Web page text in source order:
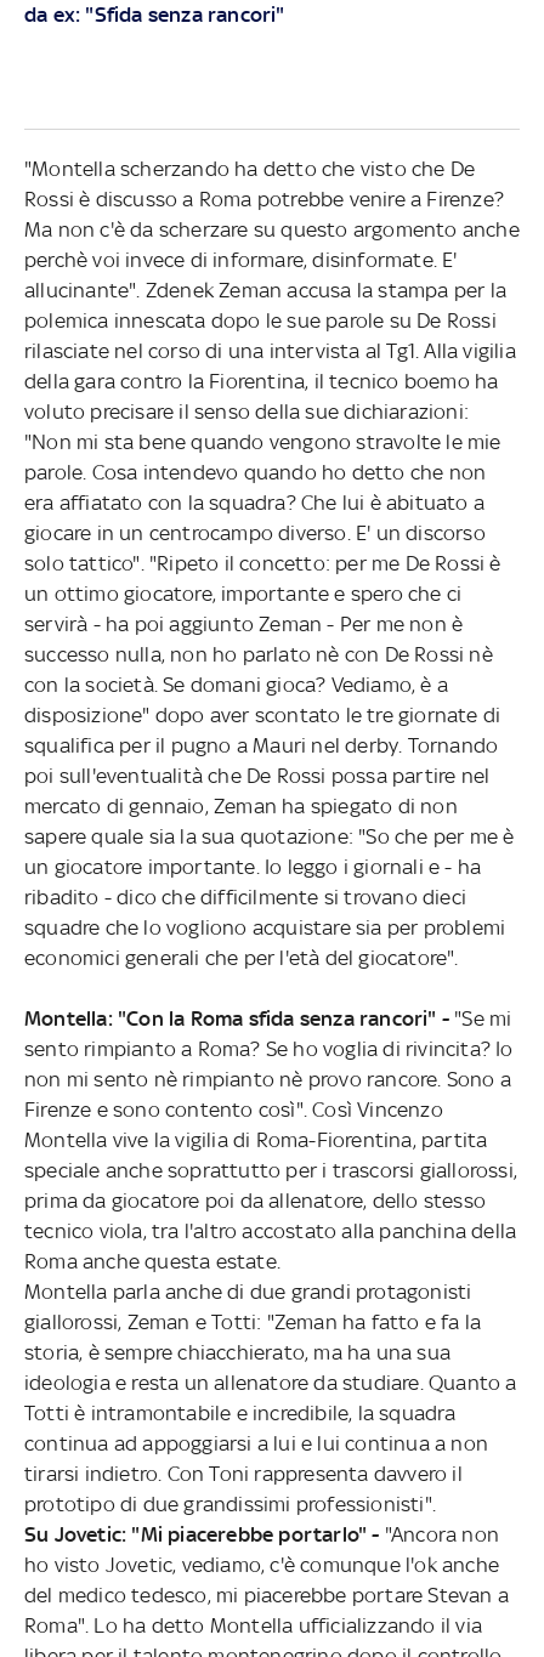
da ex: "Sfida senza rancori"
"Montella scherzando ha detto che visto che De
Rossi è discusso a Roma potrebbe venire a Firenze?
Ma non c'è da scherzare su questo argomento anche
perchè voi invece di informare, disinformate. E'
allucinante". Zdenek Zeman accusa la stampa per la
polemica innescata dopo le sue parole su De Rossi
rilasciate nel corso di una intervista al Tg1. Alla vigilia
della gara contro la Fiorentina, il tecnico boemo ha
voluto precisare il senso della sue dichiarazioni:
"Non mi sta bene quando vengono stravolte le mie
parole. Cosa intendevo quando ho detto che non
era affiatato con la squadra? Che lui è abituato a
giocare in un centrocampo diverso. E' un discorso
solo tattico". "Ripeto il concetto: per me De Rossi è
un ottimo giocatore, importante e spero che ci
servirà - ha poi aggiunto Zeman - Per me non è
successo nulla, non ho parlato nè con De Rossi nè
con la società. Se domani gioca? Vediamo, è a
disposizione" dopo aver scontato le tre giornate di
squalifica per il pugno a Mauri nel derby. Tornando
poi sull'eventualità che De Rossi possa partire nel
mercato di gennaio, Zeman ha spiegato di non
sapere quale sia la sua quotazione: "So che per me è
un giocatore importante. Io leggo i giornali e - ha
ribadito - dico che difficilmente si trovano dieci
squadre che lo vogliono acquistare sia per problemi
economici generali che per l'età del giocatore".
Montella: "Con la Roma sfida senza rancori" -"Se mi
sento rimpianto a Roma? Se ho voglia di rivincita? Io
non mi sento nè rimpianto nè provo rancore. Sono a
Firenze e sono contento così". Così Vincenzo
Montella vive la vigilia di Roma-Fiorentina, partita
speciale anche soprattutto per i trascorsi giallorossi,
prima da giocatore poi da allenatore, dello stesso
tecnico viola, tra l'altro accostato alla panchina della
Roma anche questa estate.
Montella parla anche di due grandi protagonisti
giallorossi, Zeman e Totti: "Zeman ha fatto e fa la
storia, è sempre chiacchierato, ma ha una sua
ideologia e resta un allenatore da studiare. Quanto a
Totti è intramontabile e incredibile, la squadra
continua ad appoggiarsi a lui e lui continua a non
tirarsi indietro. Con Toni rappresenta davvero il
prototipo di due grandissimi professionisti".
Su Jovetic: "Mi piacerebbe portarlo" - "Ancora non
ho visto Jovetic, vediamo, c'è comunque l'ok anche
del medico tedesco, mi piacerebbe portare Stevan a
Roma". Lo ha detto Montella ufficializzando il via